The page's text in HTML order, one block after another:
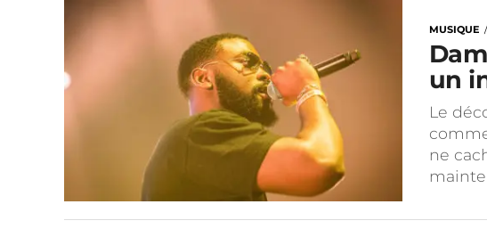
MUSIQUE
un
Le
ne